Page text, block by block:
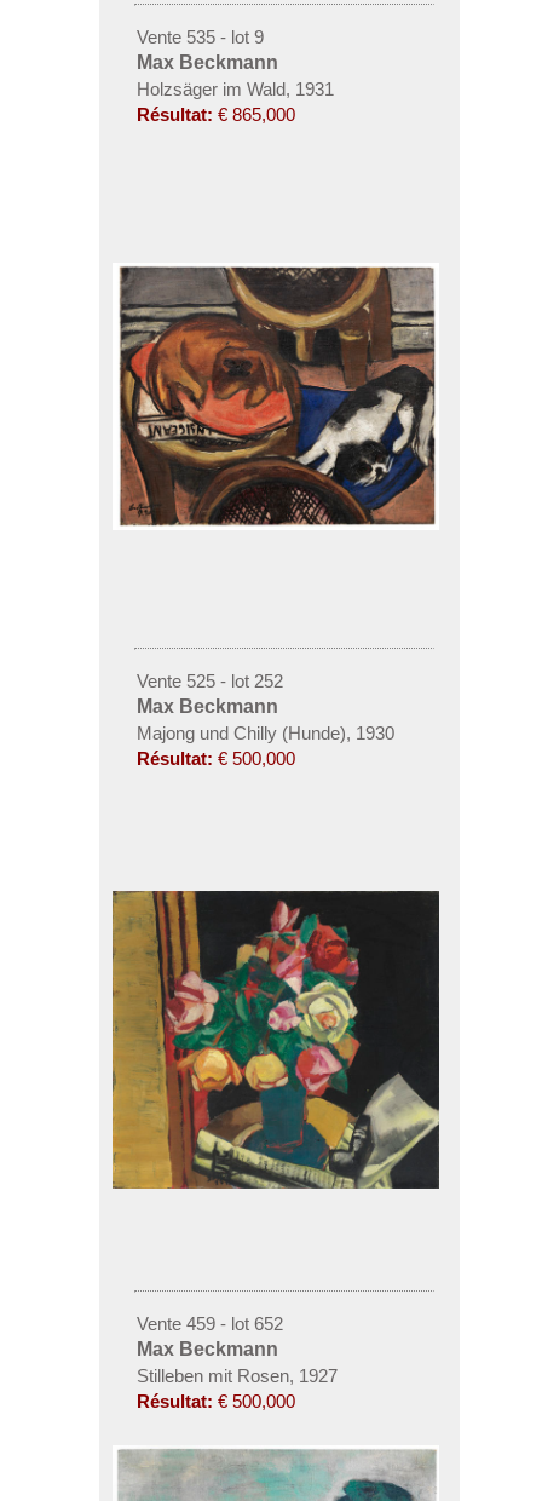
Vente 535 - lot 9
Max Beckmann
Holzsäger im Wald, 1931
Résultat: € 865,000
Vente 525 - lot 252
Max Beckmann
Majong und Chilly (Hunde), 1930
Résultat: € 500,000
Vente 459 - lot 652
Max Beckmann
Stilleben mit Rosen, 1927
Résultat: € 500,000